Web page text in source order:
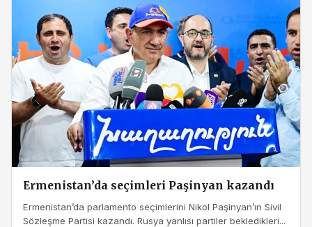
Ermenistan’da seçimleri Paşinyan kazandı
Ermenistan’da parlamento seçimlerini Nikol Paşinyan’ın Sivil
Sözleşme Partisi kazandı. Rusya yanlısı partiler bekledikleri...